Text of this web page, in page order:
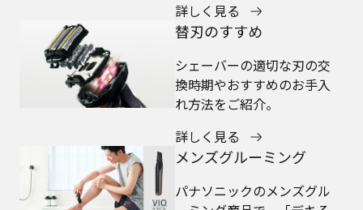
詳しく見る
替刃のすすめ
シェーバーの適切な刃の交
換時期やおすすめのお手入
れ方法をご紹介。
詳しく見る
メンズグルーミング
パナソニックのメンズグル